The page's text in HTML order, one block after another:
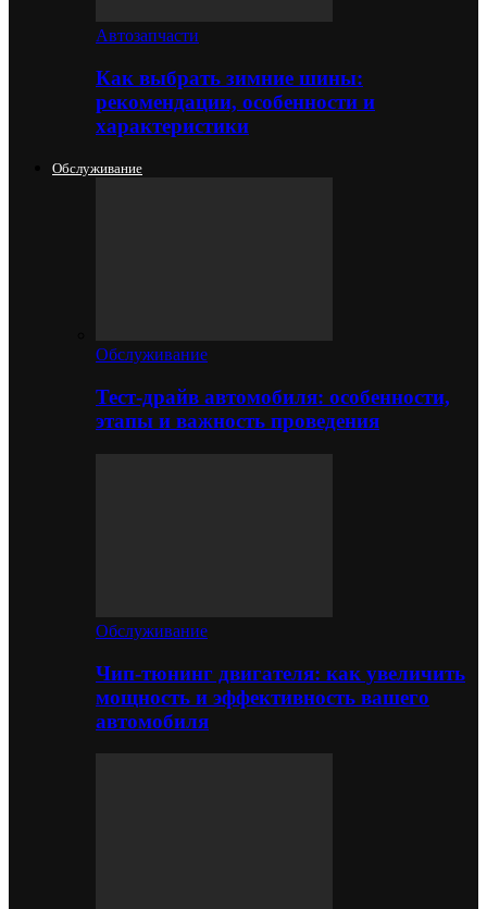
Автозапчасти
Как выбрать зимние шины:
рекомендации, особенности и
характеристики
Обслуживание
Обслуживание
Тест-драйв автомобиля: особенности,
этапы и важность проведения
Обслуживание
Чип-тюнинг двигателя: как увеличить
мощность и эффективность вашего
автомобиля